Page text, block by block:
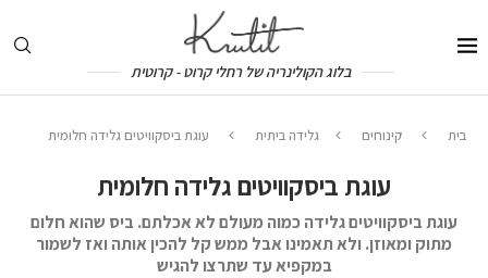
בלוג הקולינריה של רחלי קרוט - קרוטית
בית קינוחים גלידה ביתית עוגת ביסקוויטים גלידה חלומית
עוגת ביסקוויטים גלידה חלומית
עוגת ביסקוויטים גלידה כמוה מעולם לא אכלתם. ביס שהוא חלום
מתוק ומאוזן. ולא תאמינו אבל ממש קל להכין אותה ואז לשמור
במקפיא עד שתרצו להגיש